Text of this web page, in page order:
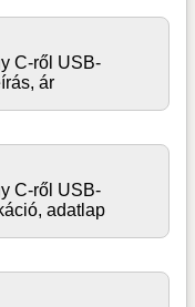
C-ről USB-
ár
C-ről USB-
adatlap